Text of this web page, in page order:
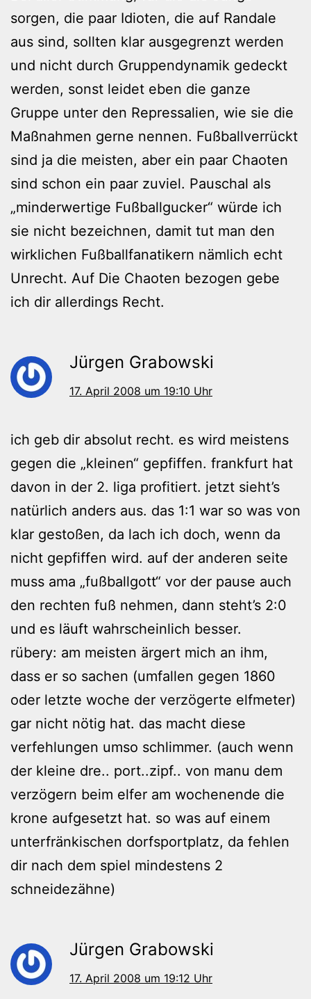
sorgen, die paar Idioten, die auf Randale
aus sind, sollten klar ausgegrenzt werden
und nicht durch Gruppendynamik gedeckt
werden, sonst leidet eben die ganze
Gruppe unter den Repressalien, wie sie die
Maßnahmen gerne nennen. Fußballverrückt
sind ja die meisten, aber ein paar Chaoten
sind schon ein paar zuviel. Pauschal als
„minderwertige Fußballgucker“ würde ich
sie nicht bezeichnen, damit tut man den
wirklichen Fußballfanatikern nämlich echt
Unrecht. Auf Die Chaoten bezogen gebe
ich dir allerdings Recht.
Jürgen Grabowski
17. April 2008 um 19:10 Uhr
ich geb dir absolut recht. es wird meistens
gegen die „kleinen“ gepfiffen. frankfurt hat
davon in der 2. liga profitiert. jetzt sieht’s
natürlich anders aus. das 1:1 war so was von
klar gestoßen, da lach ich doch, wenn da
nicht gepfiffen wird. auf der anderen seite
muss ama „fußballgott“ vor der pause auch
den rechten fuß nehmen, dann steht’s 2:0
und es läuft wahrscheinlich besser.
rübery: am meisten ärgert mich an ihm,
dass er so sachen (umfallen gegen 1860
oder letzte woche der verzögerte elfmeter)
gar nicht nötig hat. das macht diese
verfehlungen umso schlimmer. (auch wenn
der kleine dre.. port..zipf.. von manu dem
verzögern beim elfer am wochenende die
krone aufgesetzt hat. so was auf einem
unterfränkischen dorfsportplatz, da fehlen
dir nach dem spiel mindestens 2
schneidezähne)
Jürgen Grabowski
17. April 2008 um 19:12 Uhr